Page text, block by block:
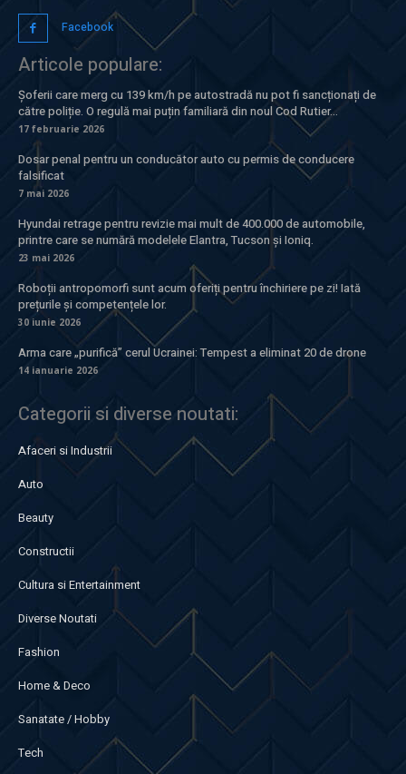
Facebook
Articole populare:
Șoferii care merg cu 139 km/h pe autostradă nu pot fi sancționați de
către poliție. O regulă mai puțin familiară din noul Cod Rutier...
17 februarie 2026
Dosar penal pentru un conducător auto cu permis de conducere
falsificat
7 mai 2026
Hyundai retrage pentru revizie mai mult de 400.000 de automobile,
printre care se numără modelele Elantra, Tucson și Ioniq.
23 mai 2026
Roboții antropomorfi sunt acum oferiți pentru închiriere pe zi! Iată
prețurile și competențele lor.
30 iunie 2026
Arma care „purifică” cerul Ucrainei: Tempest a eliminat 20 de drone
14 ianuarie 2026
Categorii si diverse noutati:
Afaceri si Industrii
Auto
Beauty
Constructii
Cultura si Entertainment
Diverse Noutati
Fashion
Home & Deco
Sanatate / Hobby
Tech